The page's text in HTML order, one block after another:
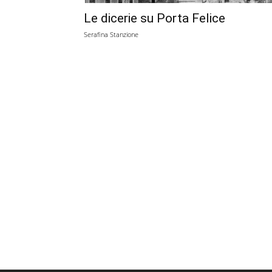
Le dicerie su Porta Felice
Serafina Stanzione